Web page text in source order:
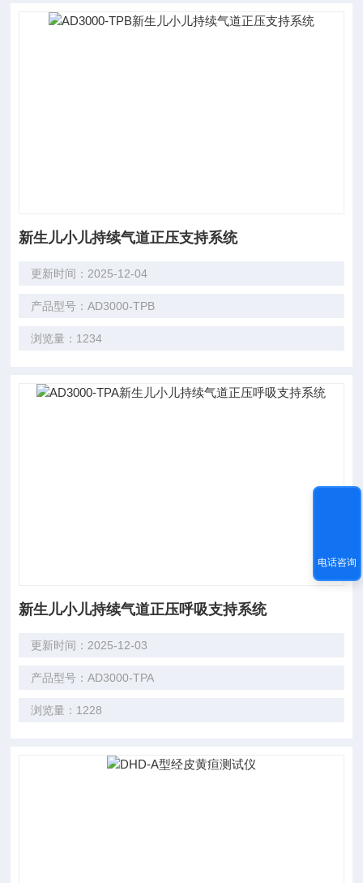
新生儿小儿持续气道正压支持系统
更新时间：2025-12-04
产品型号：AD3000-TPB
浏览量：1234
新生儿小儿持续气道正压呼吸支持系统
更新时间：2025-12-03
产品型号：AD3000-TPA
浏览量：1228
电话咨询